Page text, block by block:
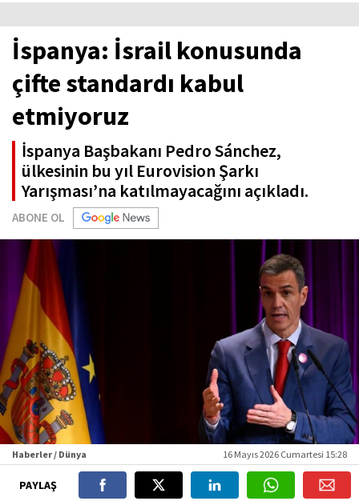
İspanya: İsrail konusunda
çifte standardı kabul
etmiyoruz
İspanya Başbakanı Pedro Sánchez,
ülkesinin bu yıl Eurovision Şarkı
Yarışması’na katılmayacağını açıkladı.
ABONE OL
Haberler / Dünya 16 Mayıs 2026 Cumartesi 15:28
PAYLAŞ